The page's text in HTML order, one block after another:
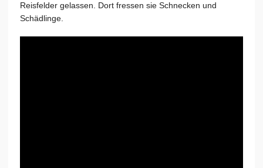
Reisfelder gelassen. Dort fressen sie Schnecken und
Schädlinge.